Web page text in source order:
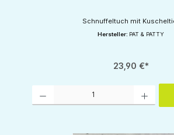
Schnuffeltuch mit
Hersteller: PAT & PATTY
23,90 €*